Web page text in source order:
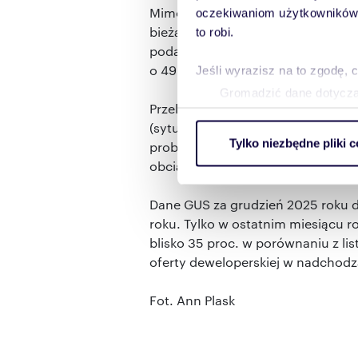
oczekiwaniom
to robi.
Jeśli wyrazisz na to zgodę,
Gromadzić dane
Dowiedz się więcej
Wykorzystujemy pliki cookie
ruch w naszej witrynie.
reklamowym i analitycznym.
uzyskanymi podczas
Tylko niezbędne pliki
Mimo dynamicznego wzrostu
bieżące utrzymanie
podaje, że w 2024 roku koszty
o 49 proc. niższe od średniej
Przekłada się to na wskaźnik
(sytuacja, gdy wydatki na
problem ten dotyczy 5,7 proc.
obciążeniem zmaga się blisko 30
Dane GUS za grudzień 2025
roku. Tylko w ostatnim miesiącu
blisko 35 proc. w porównaniu z
oferty deweloperskiej w
Fot. Ann Plask